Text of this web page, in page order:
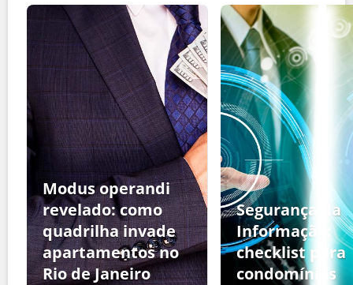
Modus operandi
revelado: como
quadrilha invade
apartamentos no
Rio de Janeiro
Segurança da
Informação:
checklist para
condomínios